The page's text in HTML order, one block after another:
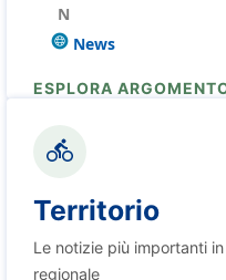
N
News
ESPLORA
Territorio
Le notizie più importanti
regionale